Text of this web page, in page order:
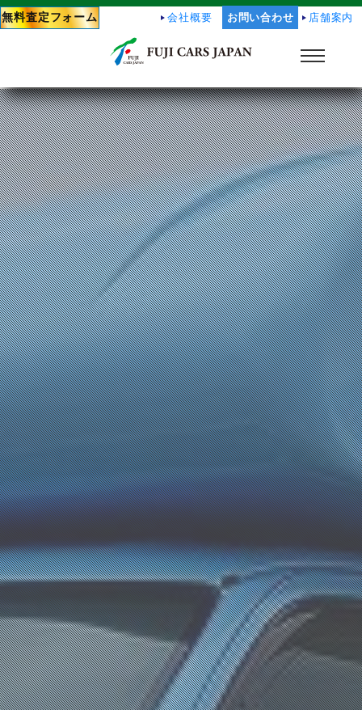
会社概要 お問い合わせ 店舗案内
無料査定フォーム